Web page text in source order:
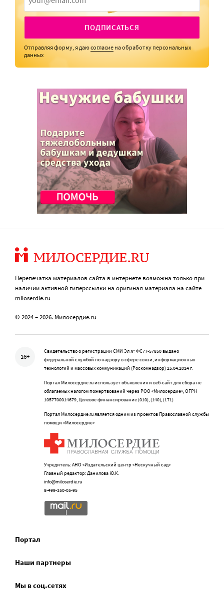
ПОДПИСАТЬСЯ
Отправляя форму, я даюсогласие на обработку персональных
данных
Перепечатка материалов сайта в интернете возможна только при
наличии активной гиперссылки на оригинал материала на сайте
miloserdie.ru
© 2024 – 2026. Милосердие.ru
16+
Свидетельство о регистрации СМИ Эл № ФС77-57850 выдано
федеральной службой по надзору в сфере связи, информационных
технологий и массовых коммуникаций (Роскомнадзор) 25.04.2014 г.
Портал Милосердие.ru использует объявления и веб-сайт для сбора не
облагаемых налогом пожертвований через РОО «Милосердие», ОГРН
1057700014679, Целевое финансирование (010), (140), (171)
Портал Милосердие.ru является одним из проектов Православной службы
помощи «Милосердие»
Учредитель: АНО «Издательский центр «Нескучный сад»
Главный редактор: Данилова Ю.К.
info@miloserdie.ru
8-499-350-05-95
Портал
Наши партнеры
Мы в соц.сетях